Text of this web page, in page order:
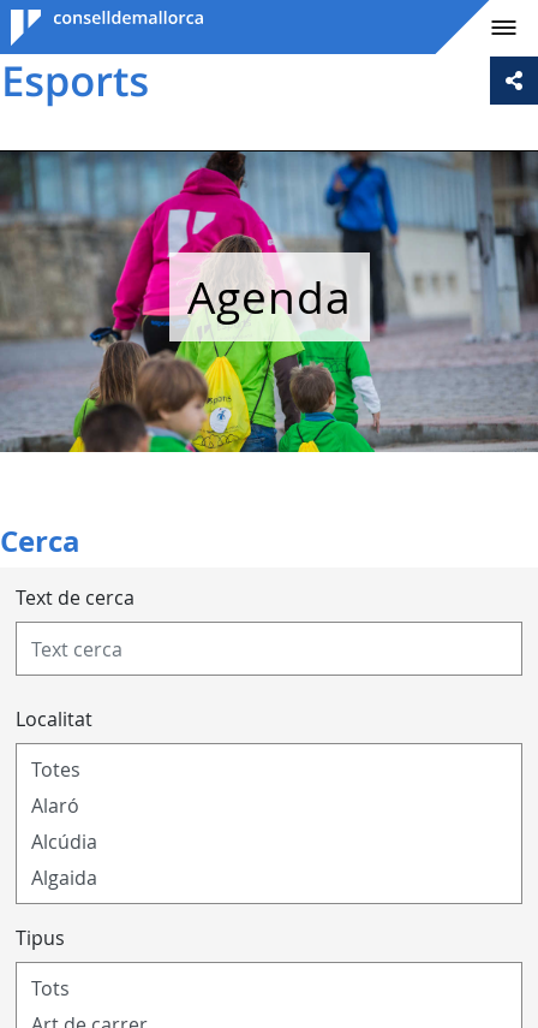
Consell de
Mallorca
Agenda
Cerca
Text de cerca
Localitat
Tipus